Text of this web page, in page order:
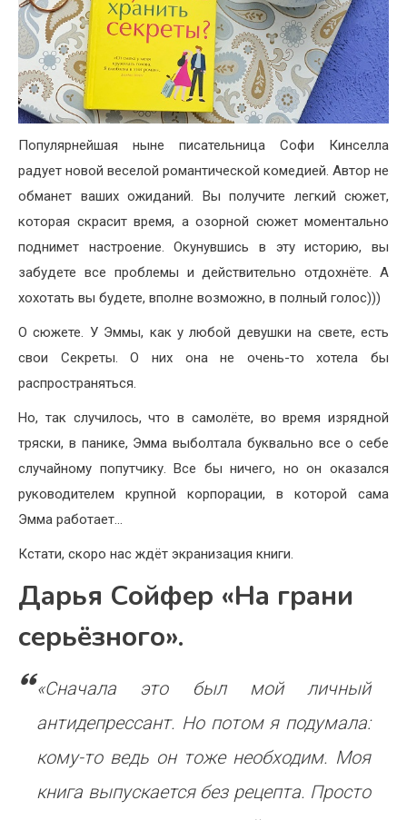
Популярнейшая ныне писательница Софи Кинселла
радует новой веселой романтической комедией. Автор не
обманет ваших ожиданий. Вы получите легкий сюжет,
которая скрасит время, а озорной сюжет моментально
поднимет настроение. Окунувшись в эту историю, вы
забудете все проблемы и действительно отдохнёте. А
хохотать вы будете, вполне возможно, в полный голос)))
О сюжете. У Эммы, как у любой девушки на свете, есть
свои Секреты. О них она не очень-то хотела бы
распространяться.
Но, так случилось, что в самолёте, во время изрядной
тряски, в панике, Эмма выболтала буквально все о себе
случайному попутчику. Все бы ничего, но он оказался
руководителем крупной корпорации, в которой сама
Эмма работает…
Кстати, скоро нас ждёт экранизация книги.
Дарья Сойфер «На грани
серьёзного».
«Сначала это был мой личный
антидепрессант. Но потом я подумала:
кому-то ведь он тоже необходим. Моя
книга выпускается без рецепта. Просто